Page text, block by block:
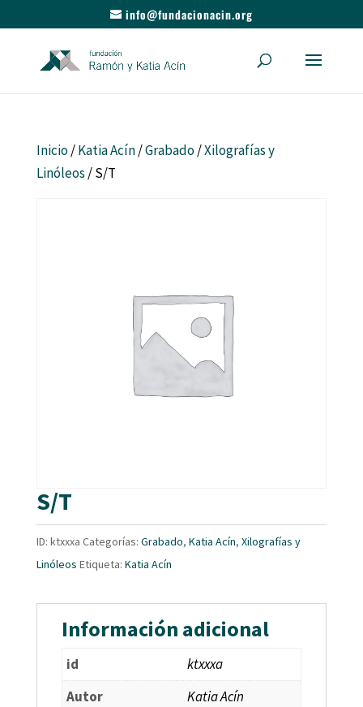
info@fundacionacin.org
Inicio/Katia Acín/Grabado/Xilografías y
Linóleos / S/T
S/T
ID: ktxxxa Categorías: Grabado, Katia Acín, Xilografías y
Linóleos Etiqueta: Katia Acín
Información adicional
id
ktxxxa
Autor
Katia Acín